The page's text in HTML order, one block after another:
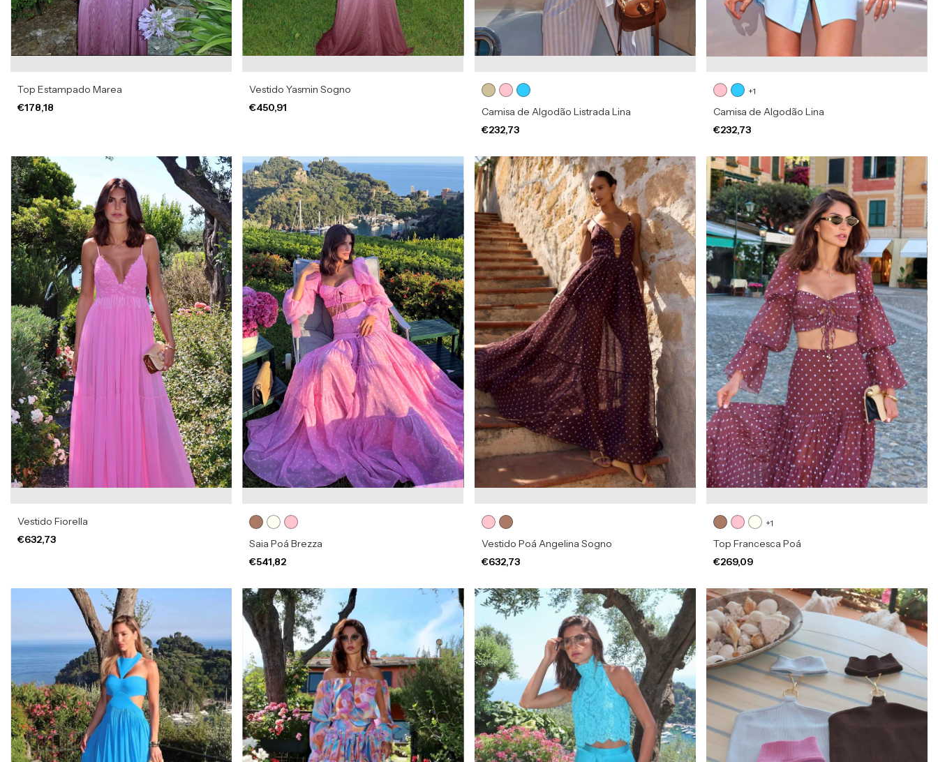
Top Estampado Marea
€178,18
Vestido Yasmin Sogno
€450,91
Camisa de Algodão Listrada Lina
€232,73
+1
Camisa de Algodão Lina
€232,73
Vestido Fiorella
€632,73
Saia Poá Brezza
€541,82
Vestido Poá Angelina Sogno
€632,73
+1
Top Francesca Poá
€269,09